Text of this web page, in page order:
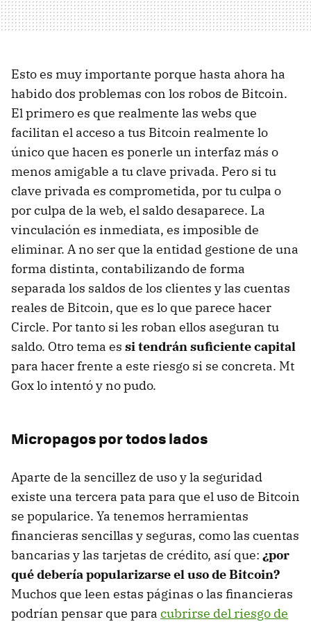
Esto es muy importante porque hasta ahora ha
habido dos problemas con los robos de Bitcoin.
El primero es que realmente las webs que
facilitan el acceso a tus Bitcoin realmente lo
único que hacen es ponerle un interfaz más o
menos amigable a tu clave privada. Pero si tu
clave privada es comprometida, por tu culpa o
por culpa de la web, el saldo desaparece. La
vinculación es inmediata, es imposible de
eliminar. A no ser que la entidad gestione de una
forma distinta, contabilizando de forma
separada los saldos de los clientes y las cuentas
reales de Bitcoin, que es lo que parece hacer
Circle. Por tanto si les roban ellos aseguran tu
saldo. Otro tema es si tendrán suficiente capital
para hacer frente a este riesgo si se concreta. Mt
Gox lo intentó y no pudo.
Micropagos por todos lados
Aparte de la sencillez de uso y la seguridad
existe una tercera pata para que el uso de Bitcoin
se popularice. Ya tenemos herramientas
financieras sencillas y seguras, como las cuentas
bancarias y las tarjetas de crédito, así que: ¿por
qué debería popularizarse el uso de Bitcoin?
Muchos que leen estas páginas o las financieras
podrían pensar que para cubrirse del riesgo de